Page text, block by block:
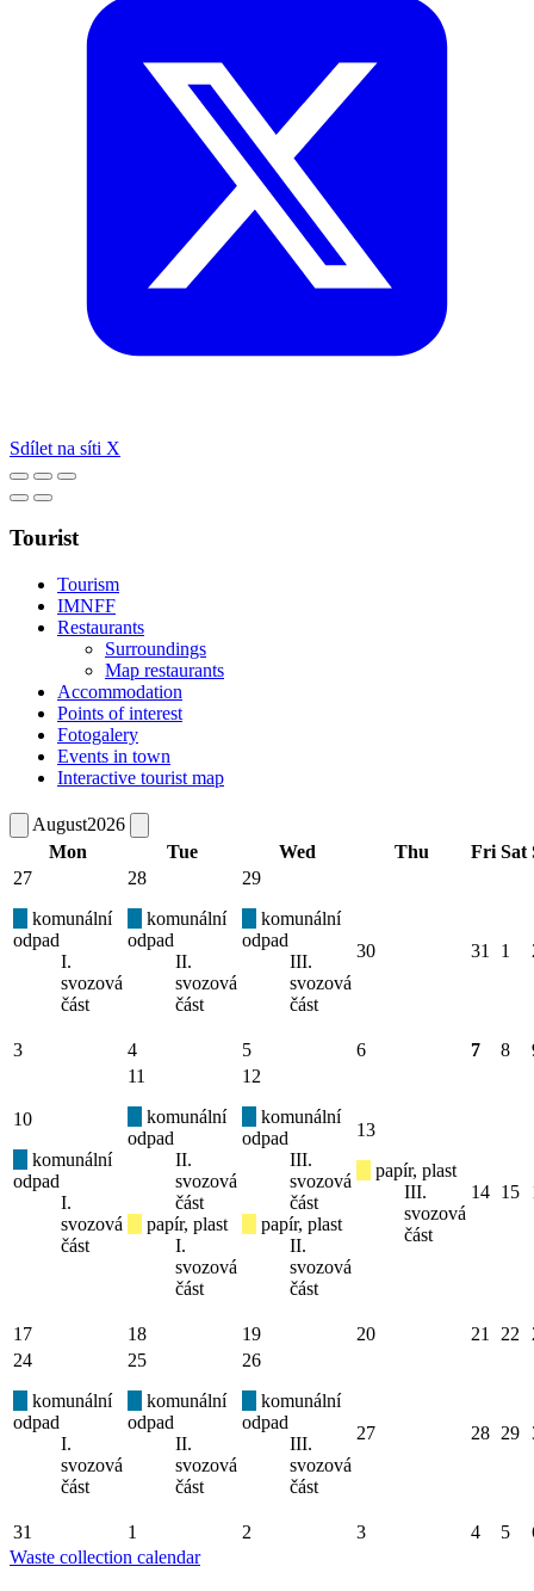
Sdílet na síti X
Tourist
Tourism
IMNFF
Restaurants
Surroundings
Map restaurants
Accommodation
Points of interest
Fotogalery
Events in town
Interactive tourist map
August2026
Mon
Tue Wed Thu Fri Sat
27
komunální
odpad
I.
svozová
část
28
komunální
odpad
II.
svozová
část
29
komunální
odpad
III.
svozová
část
30 31 1
3 4 5 6 7 8
10
komunální
odpad
I.
svozová
část
11
komunální
odpad
II.
svozová
část
papír, plast
I.
svozová
část
12
komunální
odpad
III.
svozová
část
papír, plast
II.
svozová
část
13
papír, plast
III.
svozová
část
14 15
17 18 19 20 21 22
24
komunální
odpad
I.
svozová
část
25
komunální
odpad
II.
svozová
část
26
komunální
odpad
III.
svozová
část
27 28 29
31 1 2 3 4 5
Waste collection calendar